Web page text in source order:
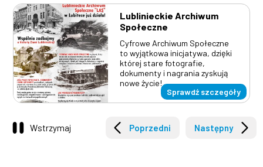
6 sierpnia 2026
Powiadomienie o
wystąpieniu ryzyka
przekroczenia poziomu
informowania dla ozonu w
powietrzu – POZIOM II
6 sierpnia 2026
Informacja w sprawie
awarii podziemnej sieci
Wyszyńskiego w Lublińcu
10 lipca 2015
Na sprzedaż
nieruchomości oraz
działki w atrakcyjnym
położeniu - kontakt 530
144 554 lub 530 331 780
2 czerwca 2020
Internetowa rezerwacja
kolejki w celu załatwienia
Komunikacji,
Drogownictwa i
Transportu
Lublinieckie Archiwum
Społeczne
Cyfrowe Archiwum Społeczne
to wyjątkowa inicjatywa, dzięki
której stare fotografie,
dokumenty i nagrania zyskują
nowe życie!
Sprawdź szczegóły
Wstrzymaj Poprzedni Następny